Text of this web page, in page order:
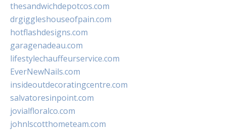
thesandwichdepotcos.com
drgiggleshouseofpain.com
hotflashdesigns.com
garagenadeau.com
lifestylechauffeurservice.com
EverNewNails.com
insideoutdecoratingcentre.com
salvatoresinpoint.com
jovialfloralco.com
johnlscotthometeam.com